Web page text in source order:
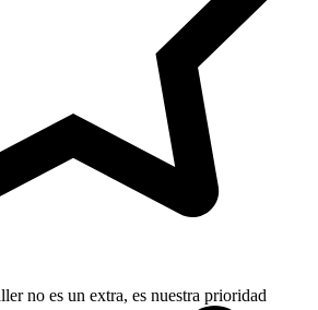
no es un extra, es nuestra prioridad